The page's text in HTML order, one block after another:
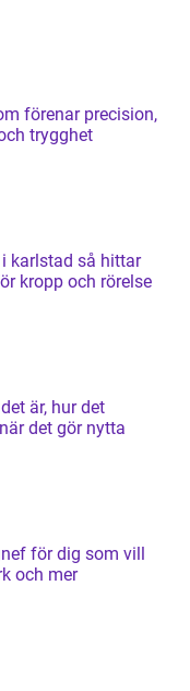
förenar precision,
trygghet
så hittar
kropp och rörelse
är, hur det
det gör nytta
vill
och mer